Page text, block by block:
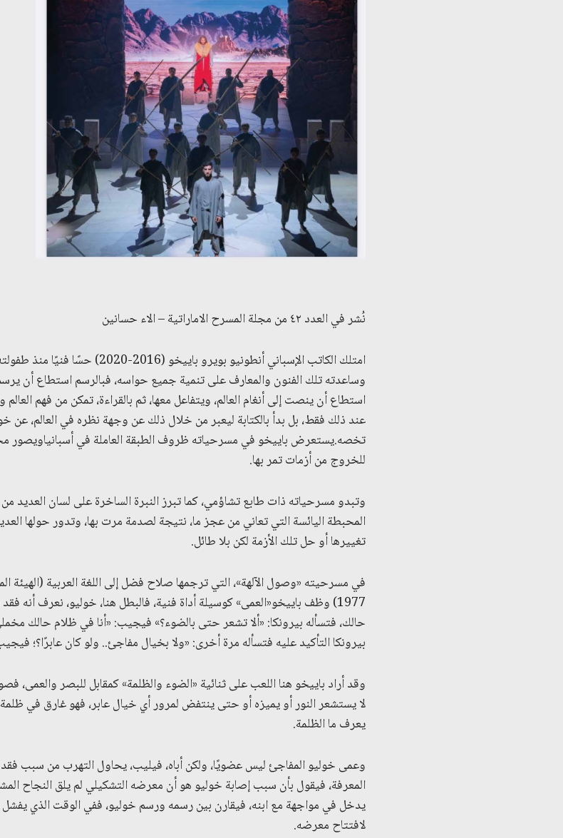
نُشر في العدد ٤٢ من مجلة المسرح الاماراتية – الاء حسانين
امتلك الكاتب الإسباني أنطونيو بويرو
وساعدته تلك الفنون والمعارف على تنمية جميع حواسه، فبالرسم استطاع أن يرسم
استطاع أن ينصت إلى أنغام العالم، ويتفاعل معها، ثم بالقراءة، تمكن من فهم
عند ذلك فقط، بل بدأ بالكتابة ليعبر من خلال ذلك عن وجهة نظره في العالم، عن
تخصه.يستعرض باييخو في مسرحياته ظروف الطبقة العاملة في أسبانياويصور
للخروج من أزمات تمر بها.
وتبدو مسرحياته ذات طابع تشاؤمي، كما تبرز النبرة الساخرة على لسان العديد
المحبطة اليائسة التي تعاني من عجز ما، نتيجة لصدمة مرت بها، وتدور حولها
تغييرها أو حل تلك الأزمة لكن بلا طائل.
في مسرحيته «وصول الآلهة»، التي ترجمها صلاح فضل إلى اللغة العربية (الهيئة
1977) وظف باييخو«العمى» كوسيلة أداة فنية، فالبطل هنا، خوليو، نعرف
حالك، فتسأله بيرونكا: «ألا تشعر حتى بالضوء؟» فيجيب: «أنا في ظلام حالك
بيرونكا التأكيد عليه فتسأله مرة أخرى: «ولا بخيال مفاجئ.. ولو كان عابرًا؟؛
وقد أراد باييخو هنا اللعب على ثنائية «الضوء والظلمة» كمقابل للبصر
لا يستشعر النور أو يميزه أو حتى ينتفض لمرور أي خيال عابر، فهو غارق في
يعرف ما الظلمة.
وعمى خوليو المفاجئ ليس عضويًا، ولكن أباه، فيليب، يحاول التهرب من سبب
المعرفة، فيقول بأن سبب إصابة خوليو هو أن معرضه التشكيلي لم يلق النجاح
يدخل في مواجهة مع ابنه، فيقارن بين رسمه ورسم خوليو، ففي الوقت الذي
لافتتاح معرضه.